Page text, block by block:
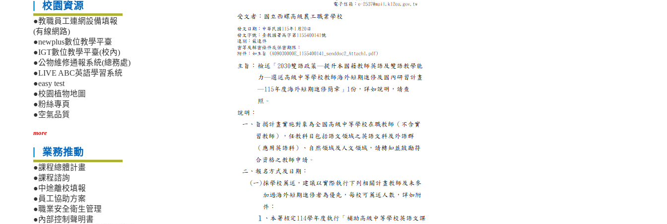
校園資源
●教職員工連網設備填報
(有線網路)
●newplus數位教學平臺
●IGT數位教學平臺(校內)
●公物維修通報系統(總務處)
●LIVE ABC英語學習系統
●easy test
●校園植物地圖
●粉絲專頁
●空氣品質
more
業務推動
●課程總體計畫
●課程諮詢
●中途離校填報
●員工協助方案
●職業安全衛生管理
●內部控制聲明書